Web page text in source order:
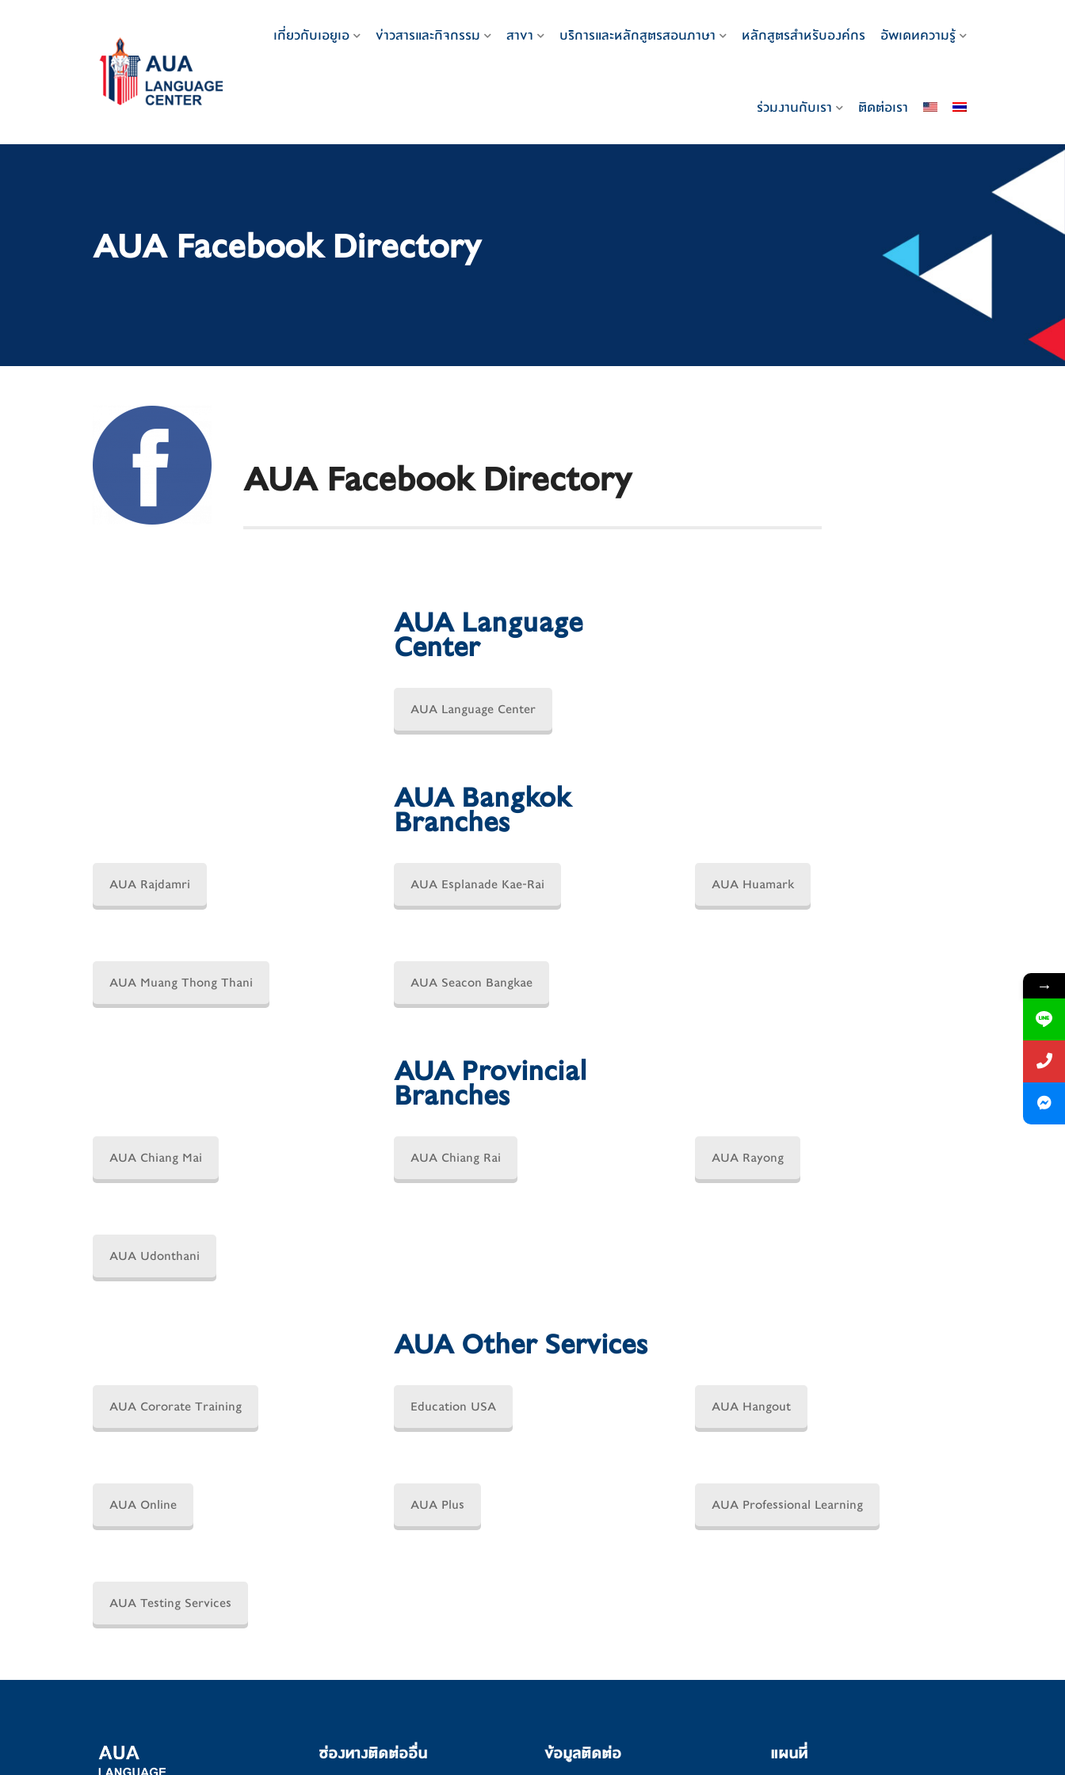
เกี่ยวกับเอยูเอ ข่าวสารและกิจกรรม สาขา บริการและหลักสูตรสอนภาษา หลักสูตรสำหรับองค์กร อัพเดทความรู้
ร่วมงานกับเรา ติดต่อเรา
AUA Facebook Directory
AUA Facebook Directory
AUA Language
Center
AUA Language Center
AUA Bangkok
Branches
AUA Rajdamri
AUA Muang Thong Thani
AUA Esplanade Kae-Rai
AUA Seacon Bangkae
AUA Huamark
AUA Provincial
Branches
AUA Chiang Mai
AUA Udonthani
AUA Chiang Rai AUA Rayong
AUA Other Services
AUA Cororate Training
AUA Online
AUA Testing Services
Education USA
AUA Plus
AUA Hangout
AUA Professional Learning
ช่องทางติดต่ออื่น ข้อมูลติดต่อ แผนที่
→